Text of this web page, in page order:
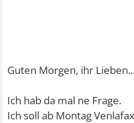
Guten Morgen, ihr
Ich hab da mal ne Frage.
Ich soll ab Montag